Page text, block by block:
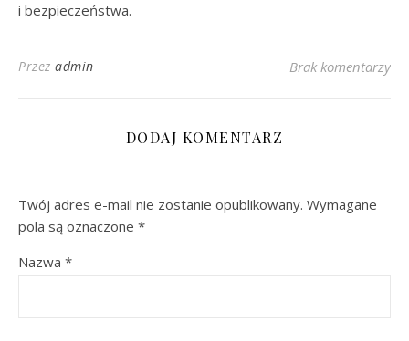
i bezpieczeństwa.
Przez admin Brak komentarzy
DODAJ KOMENTARZ
Twój adres e-mail nie zostanie opublikowany. Wymagane
pola są oznaczone *
Nazwa *